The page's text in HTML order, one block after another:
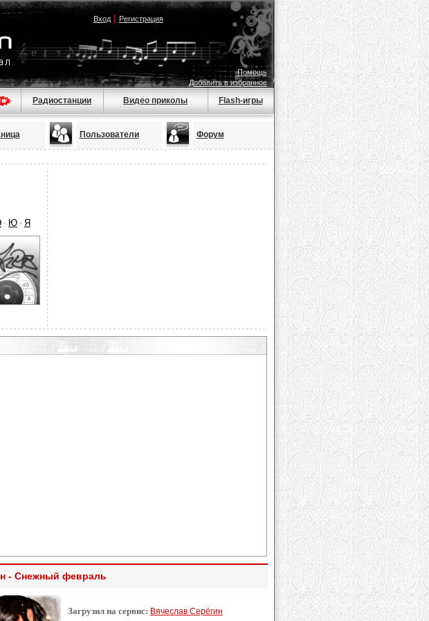
Вход| Регистрация
Помощь
Добавить в избранное
Радиостанции Видео приколы Flash-игры
Пользователи Форум
· Ю · Я
- Снежный февраль
Загрузил на сервис: Вячеслав Серёгин